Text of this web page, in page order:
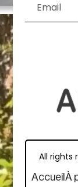
All rights
Accueil À